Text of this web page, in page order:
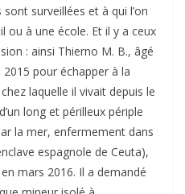
surveillées et à qui l’on
ou à une école. Et il y a ceux
: ainsi Thierno M. B., âgé
pour échapper à la
laquelle il vivait depuis le
long et périlleux périple
la mer, enfermement dans
espagnole de Ceuta),
mars 2016. Il a demandé